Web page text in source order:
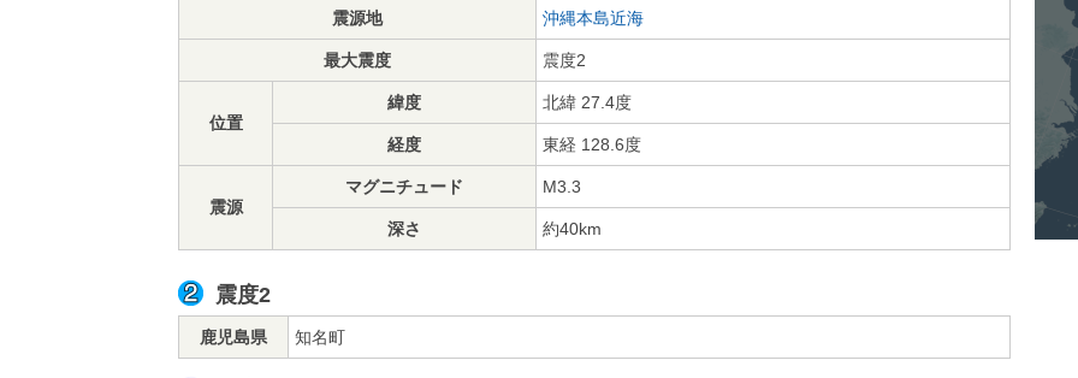
震源地 沖縄本島近海
最大震度 震度2
位置
緯度 北緯 27.4度
経度 東経 128.6度
震源
マグニチュード M3.3
深さ 約40km
震度2
鹿児島県 知名町